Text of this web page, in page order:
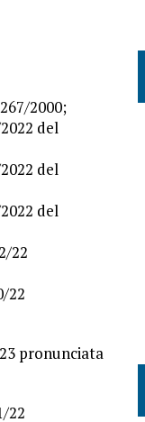
2000;
del
del
del
22
22
pronunciata
22